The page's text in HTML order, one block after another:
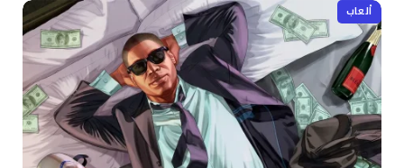
ألعاب